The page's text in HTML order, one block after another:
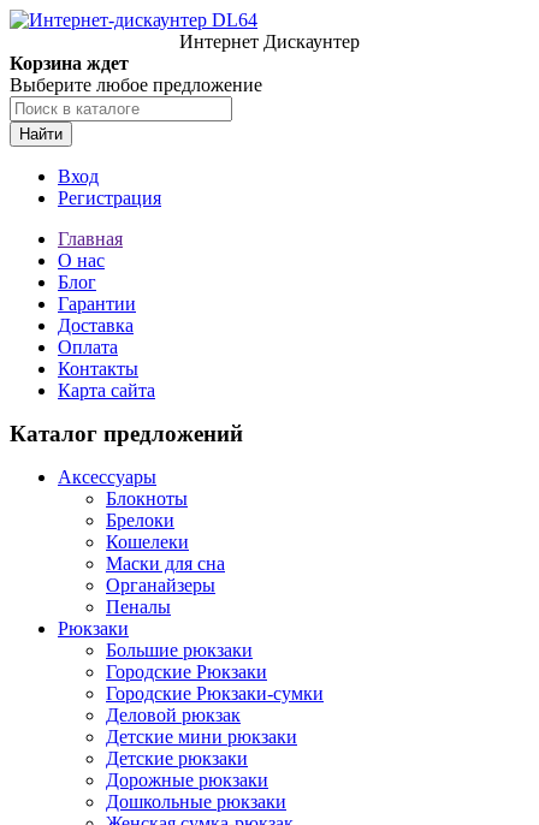
Интернет Дискаунтер
Корзина ждет
Выберите любое предложение
Найти
Вход
Регистрация
Главная
О нас
Блог
Гарантии
Доставка
Оплата
Контакты
Карта сайта
Каталог предложений
Аксессуары
Блокноты
Брелоки
Кошелеки
Маски для сна
Органайзеры
Пеналы
Рюкзаки
Большие рюкзаки
Городские Рюкзаки
Городские Рюкзаки-сумки
Деловой рюкзак
Детские мини рюкзаки
Детские рюкзаки
Дорожные рюкзаки
Дошкольные рюкзаки